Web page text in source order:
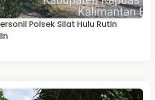
Polsek Silat Hulu Rutin